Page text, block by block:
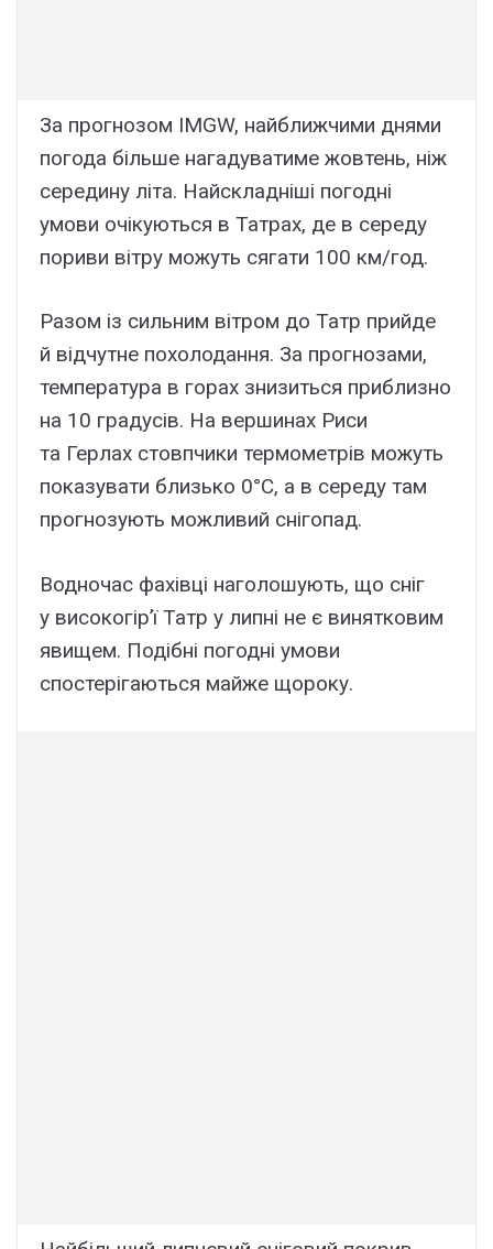
За прогнозом IMGW, найближчими днями
погода більше нагадуватиме жовтень, ніж
середину літа. Найскладніші погодні
умови очікуються в Татрах, де в середу
пориви вітру можуть сягати 100 км/год.
Разом із сильним вітром до Татр прийде
й відчутне похолодання. За прогнозами,
температура в горах знизиться приблизно
на 10 градусів. На вершинах Риси
та Герлах стовпчики термометрів можуть
показувати близько 0°C, а в середу там
прогнозують можливий снігопад.
Водночас фахівці наголошують, що сніг
у високогір’ї Татр у липні не є винятковим
явищем. Подібні погодні умови
спостерігаються майже щороку.